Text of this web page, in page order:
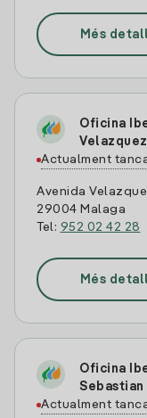
Més
Oficina
Velazquez
Actualment
Avenida
29004 Malaga
Tel: 952 02 42 28
Més
Oficina
Sebastian
Actualment